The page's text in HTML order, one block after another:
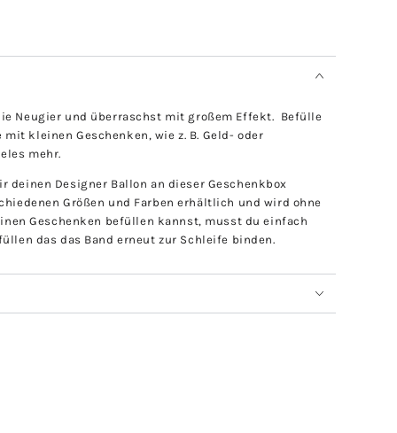
Neugier und überraschst mit großem Effekt. Befülle
kleinen Geschenken, wie z. B. Geld- oder
mehr.
deinen Designer Ballon an dieser Geschenkbox
Größen und Farben erhältlich und wird ohne
Geschenken befüllen kannst, musst du einfach
das das Band erneut zur Schleife binden.